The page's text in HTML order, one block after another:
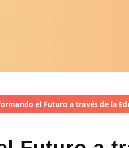
el Futuro a través de la